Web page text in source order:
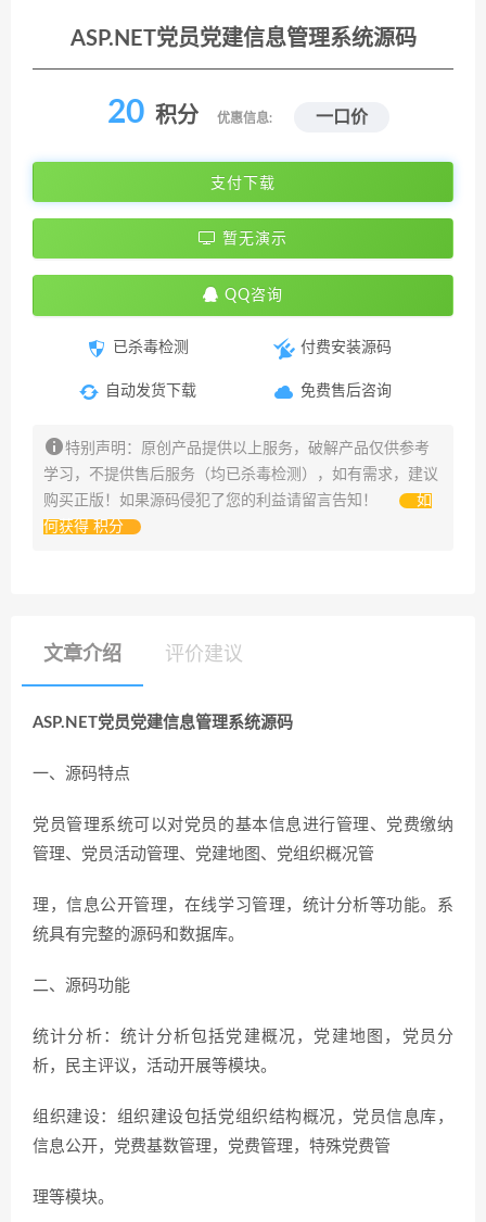
ASP.NET党员党建信息管理系统源码
20 积分 优惠信息: 一口价
支付下载
暂无演示
QQ咨询
已杀毒检测
自动发货下载
付费安装源码
免费售后咨询
特别声明：原创产品提供以上服务，破解产品仅供参考
学习，不提供售后服务（均已杀毒检测），如有需求，建议
购买正版！如果源码侵犯了您的利益请留言告知！
如
何获得 积分
文章介绍 评价建议
ASP.NET党员党建信息管理系统源码
一、源码特点
党员管理系统可以对党员的基本信息进行管理、党费缴纳
管理、党员活动管理、党建地图、党组织概况管
理，信息公开管理，在线学习管理，统计分析等功能。系
统具有完整的源码和数据库。
二、源码功能
统计分析：统计分析包括党建概况，党建地图，党员分
析，民主评议，活动开展等模块。
组织建设：组织建设包括党组织结构概况，党员信息库，
信息公开，党费基数管理，党费管理，特殊党费管
理等模块。